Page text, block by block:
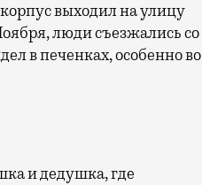
выходил на улицу
люди съезжались со
в печенках, особенно во
и дедушка, где